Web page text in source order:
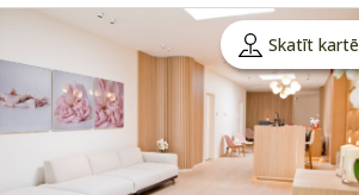
Skatīt kartē